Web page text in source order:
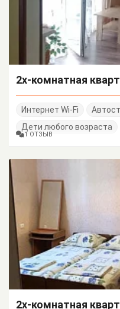
2х-комнатная
Интернет Wi-Fi
Дети любого возраста
1 ОТЗЫВ